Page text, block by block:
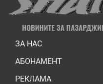
ЗА НАС
АБОНАМЕНТ
РЕКЛАМА